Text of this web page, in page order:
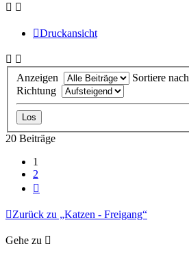
Druckansicht
Anzeigen
Sortiere nach
Richtung
20 Beiträge
1
2
Zurück zu „Katzen - Freigang“
Gehe zu